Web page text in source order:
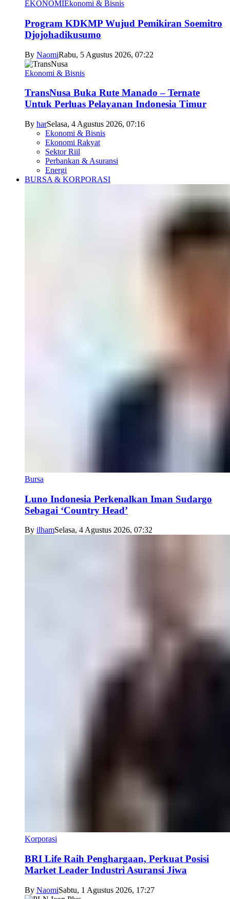
EKONOMIEkonomi & Bisnis
Program KDKMP Wujud Pemikiran Soemitro
Djojohadikusumo
By NaomiRabu, 5 Agustus 2026, 07:22
Ekonomi & Bisnis
TransNusa Buka Rute Manado – Ternate
Untuk Perluas Pelayanan Indonesia Timur
By harSelasa, 4 Agustus 2026, 07:16
Ekonomi & Bisnis
Ekonomi Rakyat
Sektor Riil
Perbankan & Asuransi
Energi
BURSA & KORPORASI
Bursa
Luno Indonesia Perkenalkan Iman Sudargo
Sebagai ‘Country Head’
By ilhamSelasa, 4 Agustus 2026, 07:32
Korporasi
BRI Life Raih Penghargaan, Perkuat Posisi
Market Leader Industri Asuransi Jiwa
By NaomiSabtu, 1 Agustus 2026, 17:27